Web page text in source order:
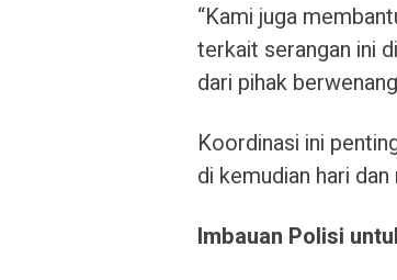
“Kami juga
terkait serangan ini
dari pihak
Koordinasi ini
di kemudian hari
Imbauan Polisi